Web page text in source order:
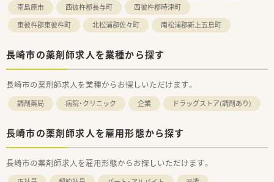
南島原市
西彼杵郡長与町
西彼杵郡時津町
東彼杵郡東彼杵町
北松浦郡佐々町 南松浦郡新上五島町
長崎市の薬剤師求人を業種から探す
長崎市の薬剤師求人を業種からお探しいただけます。
調剤薬局 病院・クリニック 企業 ドラッグストア(調剤あり)
長崎市の薬剤師求人を雇用形態から探す
長崎市の薬剤師求人を雇用形態からお探しいただけます。